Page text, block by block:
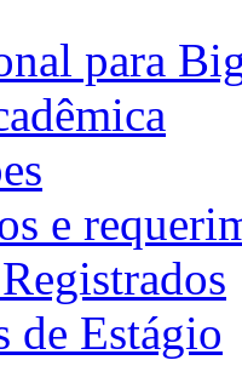
para
e
de Estágio